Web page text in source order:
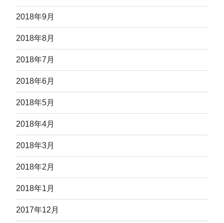
2018年9月
2018年8月
2018年7月
2018年6月
2018年5月
2018年4月
2018年3月
2018年2月
2018年1月
2017年12月